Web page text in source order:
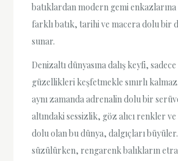
batıklardan modern gemi
farklı batık, tarihi ve macera dolu bir
sunar.
Denizaltı dünyasına dalış keyfi,
güzellikleri keşfetmekle sınırlı
aynı zamanda adrenalin dolu bir
altındaki sessizlik, göz alıcı renkler
dolu olan bu dünya, dalgıçları
süzülürken, rengarenk balıkların